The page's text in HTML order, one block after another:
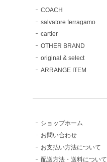
COACH
salvatore ferragamo
cartier
OTHER BRAND
original & select
ARRANGE ITEM
ショップホーム
お問い合わせ
お支払い方法について
配送方法・送料について